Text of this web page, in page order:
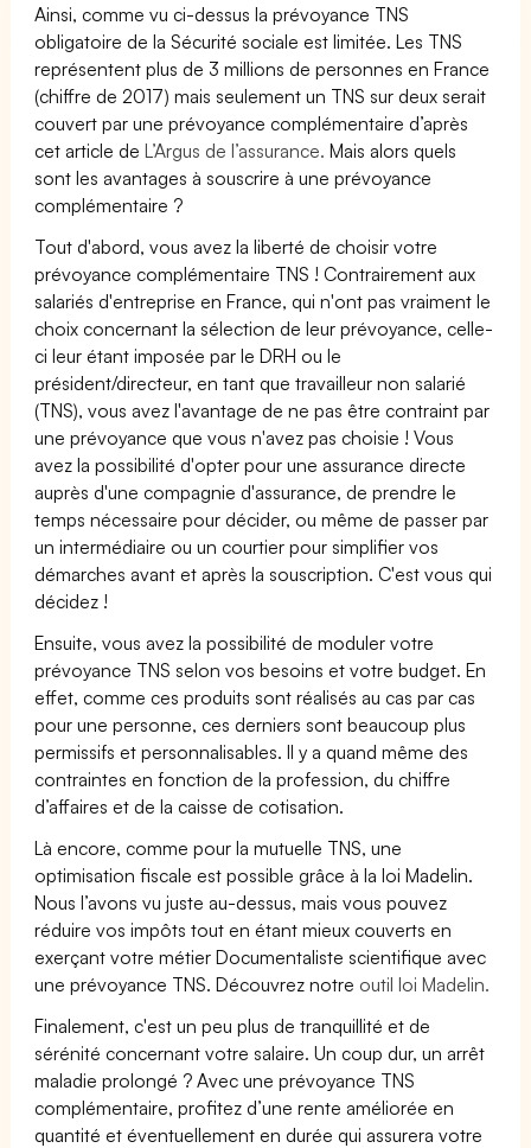
Ainsi, comme vu ci-dessus la prévoyance TNS
obligatoire de la Sécurité sociale est limitée. Les TNS
représentent plus de 3 millions de personnes en France
(chiffre de 2017) mais seulement un TNS sur deux serait
couvert par une prévoyance complémentaire d’après
cet article deL’Argus de l’assurance. Mais alors quels
sont les avantages à souscrire à une prévoyance
complémentaire ?
Tout d'abord, vous avez la liberté de choisir votre
prévoyance complémentaire TNS ! Contrairement aux
salariés d'entreprise en France, qui n'ont pas vraiment le
choix concernant la sélection de leur prévoyance, celle-
ci leur étant imposée par le DRH ou le
président/directeur, en tant que travailleur non salarié
(TNS), vous avez l'avantage de ne pas être contraint par
une prévoyance que vous n'avez pas choisie ! Vous
avez la possibilité d'opter pour une assurance directe
auprès d'une compagnie d'assurance, de prendre le
temps nécessaire pour décider, ou même de passer par
un intermédiaire ou un courtier pour simplifier vos
démarches avant et après la souscription. C'est vous qui
décidez !
Ensuite, vous avez la possibilité de moduler votre
prévoyance TNS selon vos besoins et votre budget. En
effet, comme ces produits sont réalisés au cas par cas
pour une personne, ces derniers sont beaucoup plus
permissifs et personnalisables. Il y a quand même des
contraintes en fonction de la profession, du chiffre
d’affaires et de la caisse de cotisation.
Là encore, comme pour la mutuelle TNS, une
optimisation fiscale est possible grâce à la loi Madelin.
Nous l’avons vu juste au-dessus, mais vous pouvez
réduire vos impôts tout en étant mieux couverts en
exerçant votre métier Documentaliste scientifique avec
une prévoyance TNS. Découvrez notre outil loi Madelin.
Finalement, c'est un peu plus de tranquillité et de
sérénité concernant votre salaire. Un coup dur, un arrêt
maladie prolongé ? Avec une prévoyance TNS
complémentaire, profitez d’une rente améliorée en
quantité et éventuellement en durée qui assurera votre